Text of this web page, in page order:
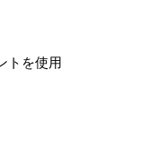
トを使用